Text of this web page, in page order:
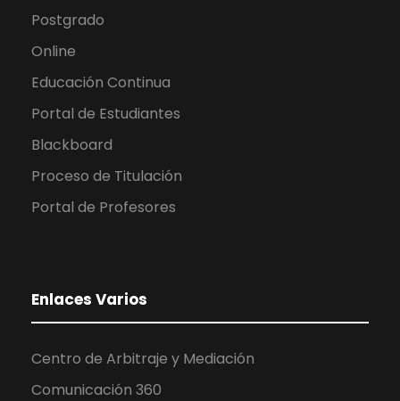
Postgrado
Online
Educación Continua
Portal de Estudiantes
Blackboard
Proceso de Titulación
Portal de Profesores
Enlaces Varios
Centro de Arbitraje y Mediación
Comunicación 360